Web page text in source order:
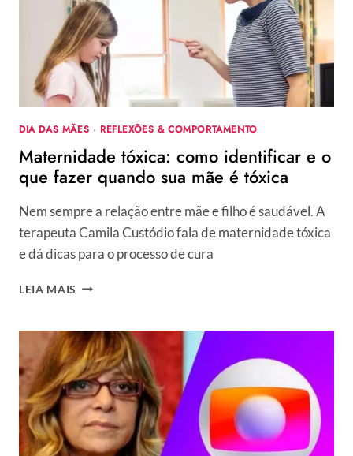
E
FALTA
DE
RESPEITO
EM
BUSCA
AUDIÊNCIA
DIA DAS MÃES · REFLEXÕES & COMPORTAMENTO
Maternidade tóxica: como identificar e o
que fazer quando sua mãe é tóxica
Nem sempre a relação entre mãe e filho é saudável. A
terapeuta Camila Custódio fala de maternidade tóxica
e dá dicas para o processo de cura
LEIA MAIS MATERNIDADE
IDENTIFICAR
E
O
QUE
FAZER
QUANDO
SUA
MÃE